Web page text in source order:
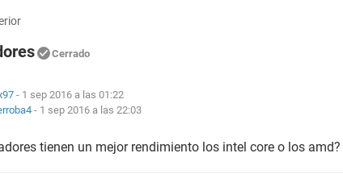
Cerrado
- 1 sep 2016 a las 01:22
- 1 sep 2016 a las 22:03
tienen un mejor rendimiento los intel core o los amd?